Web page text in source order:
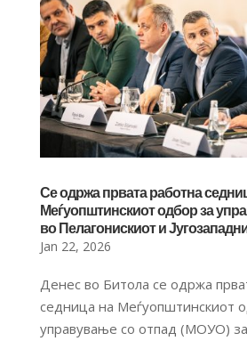
Се одржа првата работна
Меѓуопштинскиот одбор за
во Пелагонискиот и
Jan 22, 2026
Денес во Битола се одржа
седница на Меѓуопштинскиот
управување со отпад (МОУО)